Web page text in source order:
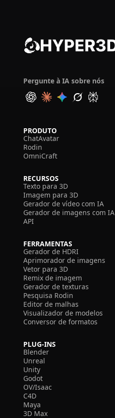
Pergunte à IA sobre nós
PRODUTO
ChatAvatar
Rodin
OmniCraft
RECURSOS
Texto para 3D
Imagem para 3D
Gerador de vídeo com IA
Gerador de imagens com IA
API
FERRAMENTAS
Gerador de HDRI
Aprimorador de imagens
Vetor para 3D
Remix de imagem
Gerador de texturas
Pesquisa Rodin
Editor de malhas
Visualizador de modelos
Conversor de formatos
PLUG-INS
Blender
Unreal
Unity
Godot
OV/Isaac
C4D
Maya
3D Max